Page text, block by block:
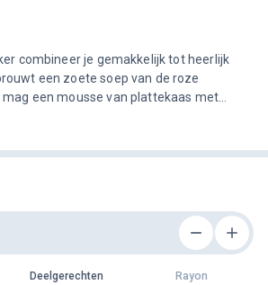
combineer je gemakkelijk tot heerlijk
een zoete soep van de roze
een mousse van plattekaas met
uur de tijd nodig om af te koelen. Een
Deelgerechten Rayon